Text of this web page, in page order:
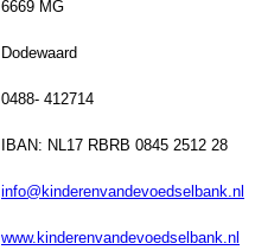
6669 MG
Dodewaard
0488- 412714
IBAN: NL17 RBRB 0845 2512 28
info@kinderenvandevoedselbank.nl
www.kinderenvandevoedselbank.nl